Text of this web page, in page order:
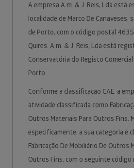
A empresa A.m. & J. Reis, Lda está
localidade de Marco De
de Porto, com o código postal
Quires. A.m. & J. Reis, Lda está
Conservatória do Registo
Porto.
Conforme a classificação CAE, a
atividade classificada como
Outros Materiais Para Outros Fins.
especificamente, a sua categoria é
Fabricação De Mobiliário De Outros
Outros Fins, com o seguinte